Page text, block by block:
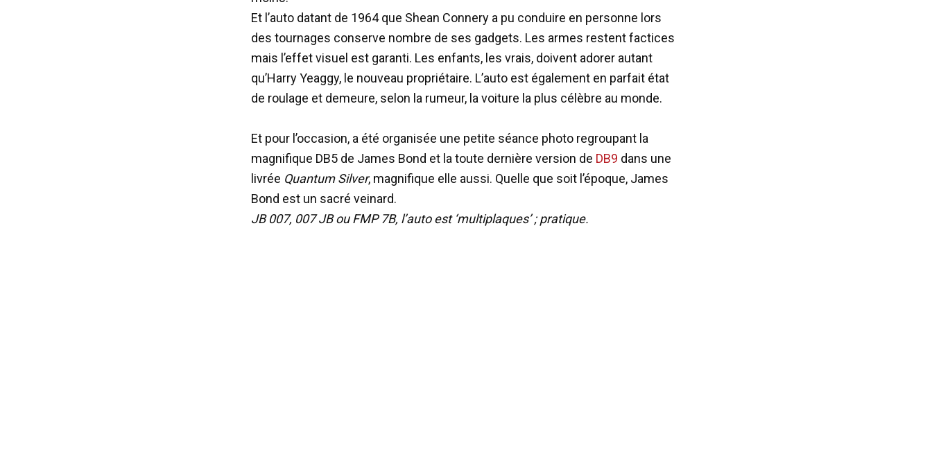
Et l’auto datant de 1964 que Shean Connery a pu conduire en personne lors
des tournages conserve nombre de ses gadgets. Les armes restent factices
mais l’effet visuel est garanti. Les enfants, les vrais, doivent adorer autant
qu’Harry Yeaggy, le nouveau propriétaire. L’auto est également en parfait état
de roulage et demeure, selon la rumeur, la voiture la plus célèbre au monde.
Et pour l’occasion, a été organisée une petite séance photo regroupant la
magnifique DB5 de James Bond et la toute dernière version de DB9 dans une
livrée Quantum Silver, magnifique elle aussi. Quelle que soit l’époque, James
Bond est un sacré veinard.
JB 007, 007 JB ou FMP 7B, l’auto est ‘multiplaques’ ; pratique.